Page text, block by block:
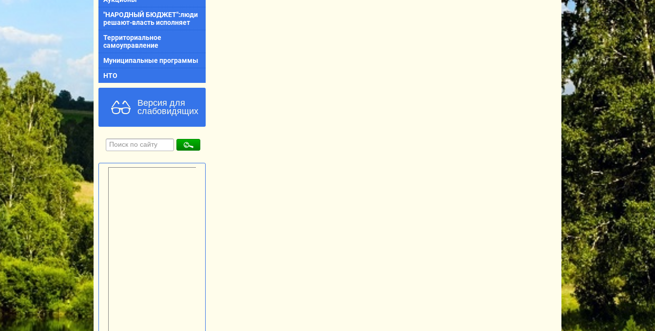
"НАРОДНЫЙ БЮДЖЕТ":люди
решают-власть исполняет
Территориальное
самоуправление
Муниципальные программы
НТО
Версия для
слабовидящих